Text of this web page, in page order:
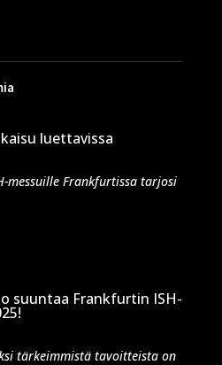
luettavissa
messuille Frankfurtissa tarjosi
suuntaa Frankfurtin ISH-
tärkeimmistä tavoitteista on